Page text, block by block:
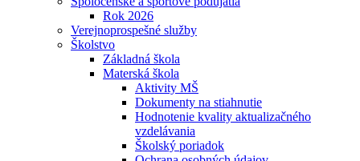
Rok 2026
Verejnoprospešné služby
Školstvo
Základná škola
Materská škola
Aktivity MŠ
Dokumenty na stiahnutie
Hodnotenie kvality aktualizačného
vzdelávania
Školský poriadok